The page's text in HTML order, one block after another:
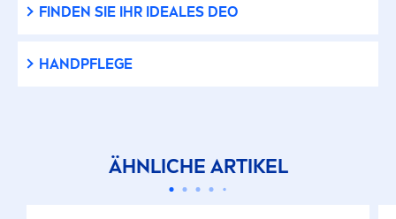
Täglich anwendbar
Trockener Touch
UVA- und UVB Schutz
FINDEN SIE IHR IDEALES DEO
HANDPFLEGE
ÄHNLICHE ARTIKEL